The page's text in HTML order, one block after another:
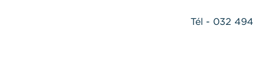
Tél - 032 494